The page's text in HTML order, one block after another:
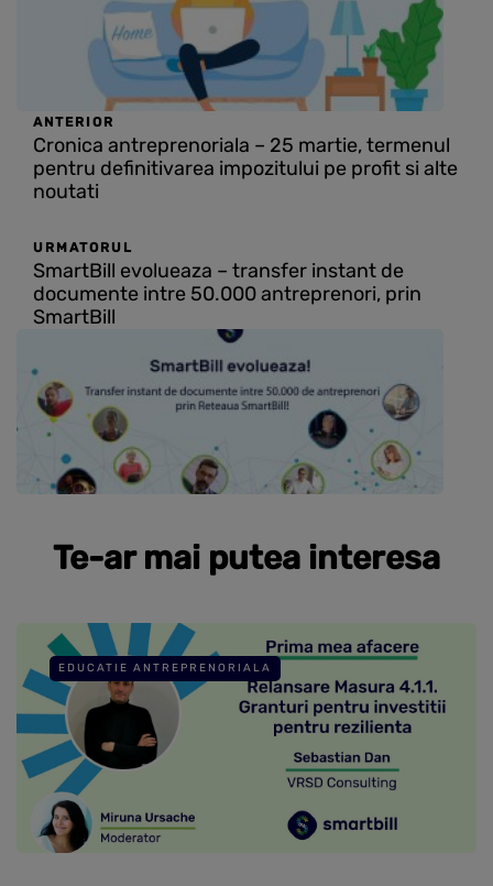
ANTERIOR
Cronica antreprenoriala – 25 martie, termenul
pentru definitivarea impozitului pe profit si alte
noutati
URMATORUL
SmartBill evolueaza – transfer instant de
documente intre 50.000 antreprenori, prin
SmartBill
Te-ar mai putea interesa
EDUCATIE ANTREPRENORIALA